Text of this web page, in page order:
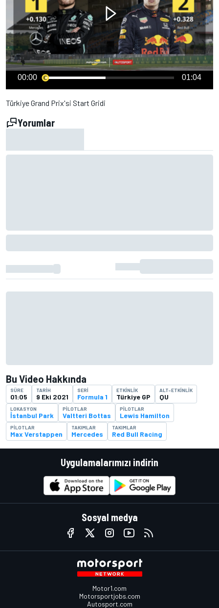
00:00 01:04
Türkiye Grand Prix'si Start Gridi
Yorumlar
Bu Video Hakkında
SÜRE
01:05
TARIH
9 Eki 2021
SERI
Formula 1
ETKINLIK
Türkiye GP
ALT-ETKINLIK
QU
LOKASYON
İstanbul Park
PILOTLAR
Valtteri Bottas
PILOTLAR
Lewis Hamilton
PILOTLAR
Max Verstappen
TAKIMLAR
Mercedes
TAKIMLAR
Red Bull Racing
Uygulamalarımızı indirin
Sosyal medya
Motor1.com
Motorsportjobs.com
Autosport.com